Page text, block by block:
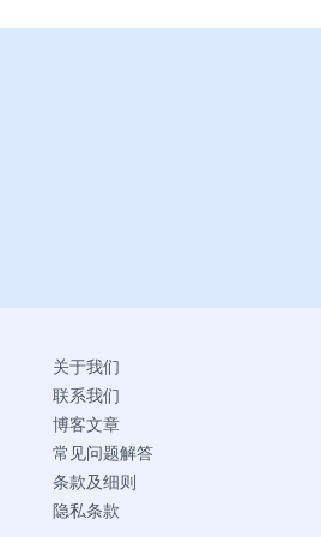
关于我们
联系我们
博客文章
常见问题解答
条款及细则
隐私条款